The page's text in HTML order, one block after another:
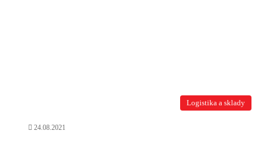
Logistika a sklady
24.08.2021